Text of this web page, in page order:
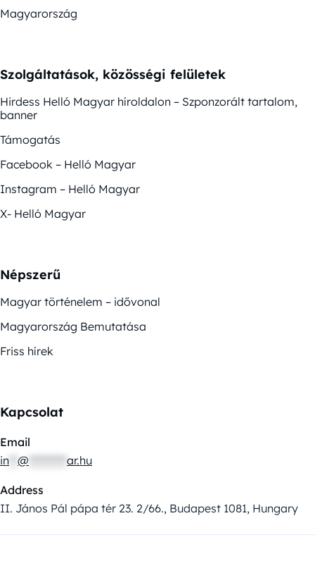
Magyarország
Szolgáltatások, közösségi felületek
Hirdess Helló Magyar híroldalon – Szponzorált tartalom,
banner
Támogatás
Facebook – Helló Magyar
Instagram – Helló Magyar
X- Helló Magyar
Népszerű
Magyar történelem – idővonal
Magyarország Bemutatása
Friss hírek
Kapcsolat
Email
in @ ar.hu
Address
II. János Pál pápa tér 23. 2/66., Budapest 1081, Hungary